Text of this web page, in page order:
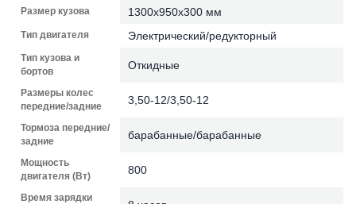
Размер кузова 1300х950х300 мм
Тип двигателя Электрический/редукторный
Тип кузова и
бортов
Откидные
Размеры колес
передние/задние
3,50-12/3,50-12
Тормоза передние/
задние
барабанные/барабанные
Мощность
двигателя (Вт)
800
Время зарядки